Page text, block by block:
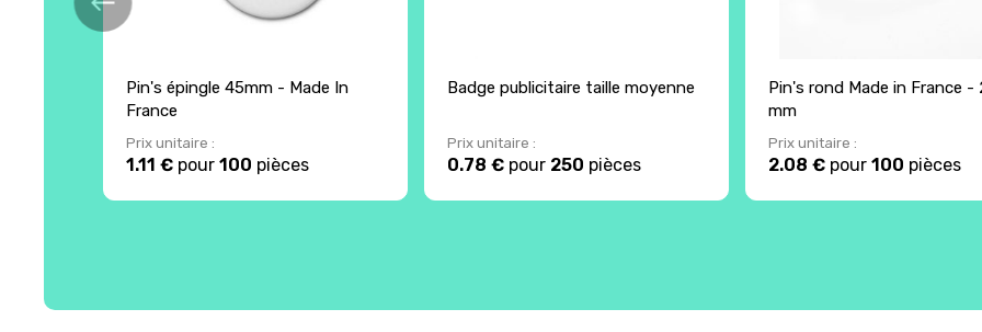
Pin's épingle 45mm - Made In
France
Prix unitaire :
1.11 € pour100 pièces
Badge publicitaire taille moyenne
Prix unitaire :
0.78 €pour 250 pièces
Pin's rond Made in France -
mm
Prix unitaire :
2.08 €pour 100 pièces